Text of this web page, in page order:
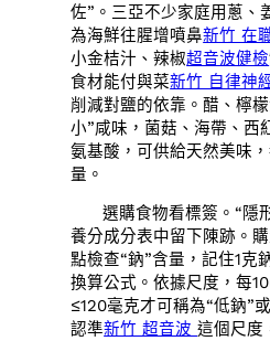
佐”。三亞不少家庭用蔥、
為海鮮往腥增噴鼻新竹 在
小金桔汁、辣椒超音波健檢
食材能付與菜新竹 自律神
削減對鹽的依靠。醋、檸
小”咸味，菌菇、海帶、西
氨基酸，可供給天然美味
量。
選購食物看標簽。“隱
養分成分表中留下陳跡。
點檢查“鈉”含量，記住1克
換算公式。依據尺度，每
≤120毫克才可稱為“低鈉”
認準新竹 超音波這個尺度